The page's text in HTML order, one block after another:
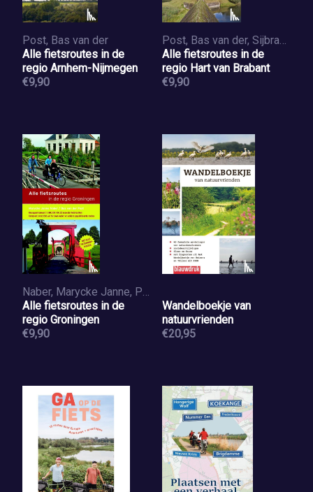
Post, Bas van der
Alle fietsroutes in de
regio Arnhem-Nijmegen
€9,90
Post, Bas van der, Sijbrands, Reinier
Alle fietsroutes in de
regio Hart van Brabant
€9,90
Naber, Marycke Janne, Post, Bas van der
Alle fietsroutes in de
regio Groningen
€9,90
Wandelboekje van
natuurvrienden
€20,95